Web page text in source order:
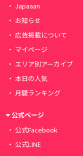
Japaaan
お知らせ
広告掲載について
マイページ
エリア別アーカイブ
本日の人気
月間ランキング
公式ページ
公式Facebook
公式LINE